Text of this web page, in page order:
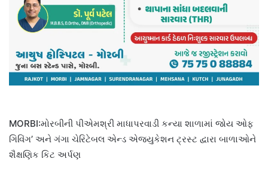
MORBI:મોરબીની પીએમશ્રી માધાપરવાડી કન્યા શાળામાં જોય ઓફ
ગિવિંગ’ અને ગંગા ચેરિટેબલ એન્ડ એજ્યુકેશન ટ્રસ્ટ દ્વારા બાળાઓને
શૈક્ષણિક કિટ અર્પણ